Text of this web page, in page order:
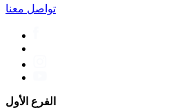
تواصل معنا
الفرع الأول